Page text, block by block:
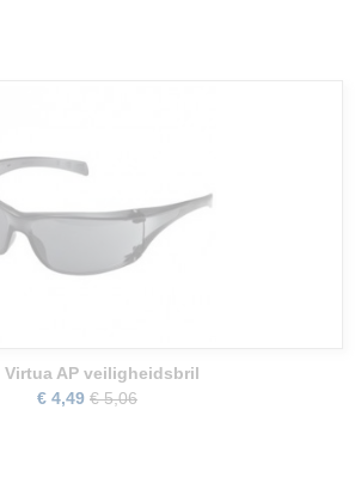
Virtua AP veiligheidsbril
€ 4,49 € 5,06